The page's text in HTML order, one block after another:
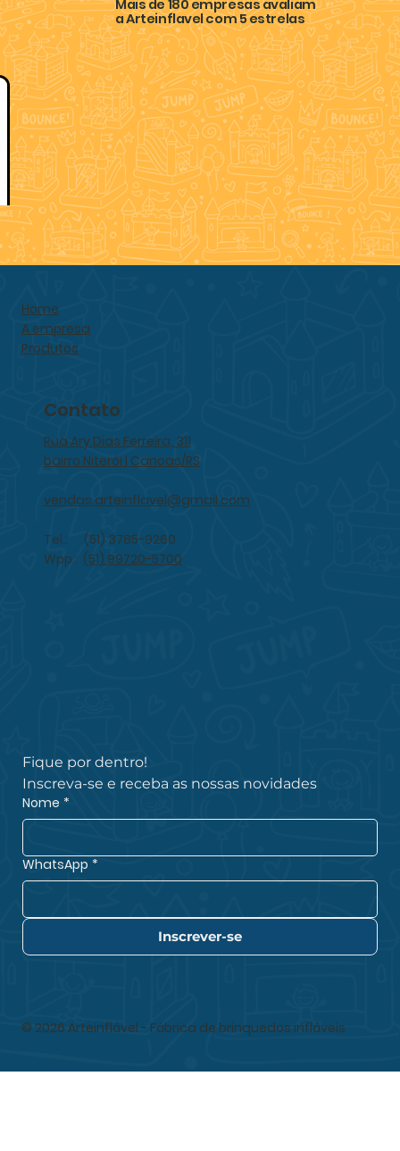
Mais de 180 empresas avaliam
a Arteinflavel com 5 estrelas
Home
A empresa
Produtos
Contato
Rua Ary Dias Ferreira, 311
bairro Niterói | Canoas/RS
vendas.arteinflavel@gmail.com
Tel.: (51) 3785-9260
Wpp.: (51) 99720-5700
Fique por dentro!
Inscreva-se e receba as nossas novidades
Nome *
WhatsApp *
Inscrever-se
© 2026 Arteinflável - Fábrica de brinquedos infláveis